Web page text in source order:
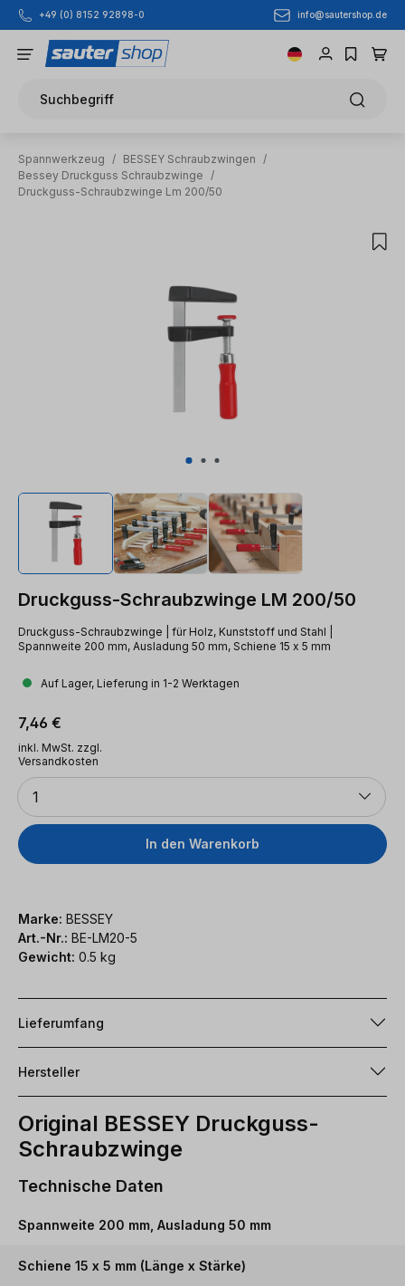
Zum Hauptinhalt springen
+49 (0) 8152 92898-0 info@sautershop.de
Suchbegriff
Spannwerkzeug / BESSEY Schraubzwingen
/
Bessey Druckguss Schraubzwinge
/
Druckguss-Schraubzwinge Lm 200/50
Druckguss-Schraubzwinge LM 200/50
Druckguss-Schraubzwinge | für Holz, Kunststoff und Stahl |
Spannweite 200 mm, Ausladung 50 mm, Schiene 15 x 5 mm
Auf Lager, Lieferung in 1-2 Werktagen
Regulärer Preis:
7,46 €
inkl. MwSt. zzgl.
Versandkosten
Anzahl
1
In den Warenkorb
Marke: BESSEY
Art.-Nr.: BE-LM20-5
Gewicht: 0.5 kg
Lieferumfang
Hersteller
Original BESSEY Druckguss-
Schraubzwinge
Technische Daten
Spannweite 200 mm, Ausladung 50 mm
Schiene 15 x 5 mm (Länge x Stärke)